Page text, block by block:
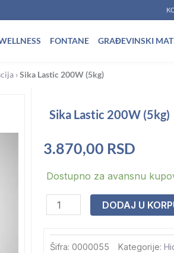
FONTANE GRAĐEVINSKI
›Sika Lastic 200W (5kg)
Sika Lastic 200W (5kg)
3.870,00 RSD
Dostupno za avansnu
Sika
200W
količina
DODAJ U
Šifra: 0000055 Kategorije: